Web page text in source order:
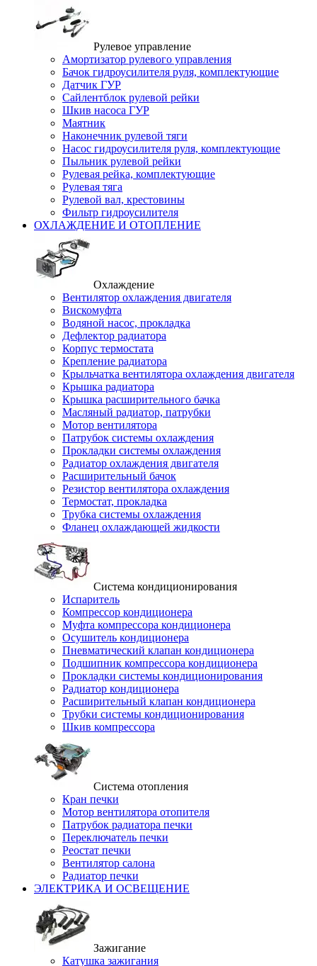
Рулевое управление
Амортизатор рулевого управления
Бачок гидроусилителя руля, комплектующие
Датчик ГУР
Сайлентблок рулевой рейки
Шкив насоса ГУР
Маятник
Наконечник рулевой тяги
Насос гидроусилителя руля, комплектующие
Пыльник рулевой рейки
Рулевая рейка, комплектующие
Рулевая тяга
Рулевой вал, крестовины
Фильтр гидроусилителя
ОХЛАЖДЕНИЕ И ОТОПЛЕНИЕ
Охлаждение
Вентилятор охлаждения двигателя
Вискомуфта
Водяной насос, прокладка
Дефлектор радиатора
Корпус термостата
Крепление радиатора
Крыльчатка вентилятора охлаждения двигателя
Крышка радиатора
Крышка расширительного бачка
Масляный радиатор, патрубки
Мотор вентилятора
Патрубок системы охлаждения
Прокладки системы охлаждения
Радиатор охлаждения двигателя
Расширительный бачок
Резистор вентилятора охлаждения
Термостат, прокладка
Трубка системы охлаждения
Фланец охлаждающей жидкости
Система кондиционирования
Испаритель
Компрессор кондиционера
Муфта компрессора кондиционера
Осушитель кондиционера
Пневматический клапан кондиционера
Подшипник компрессора кондиционера
Прокладки системы кондиционирования
Радиатор кондиционера
Расширительный клапан кондиционера
Трубки системы кондиционирования
Шкив компрессора
Система отопления
Кран печки
Мотор вентилятора отопителя
Патрубок радиатора печки
Переключатель печки
Реостат печки
Вентилятор салона
Радиатор печки
ЭЛЕКТРИКА И ОСВЕЩЕНИЕ
Зажигание
Катушка зажигания